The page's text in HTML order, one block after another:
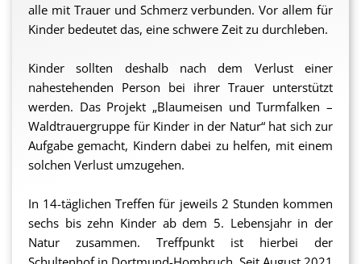
Das ProFiliis-Team freut sich, diesem Antrag
bis Juli 2027 5.000,- Euro bereitstellen zu können.
Aktuell nehmen zehn Kinder und Jugendliche an der
Waldtrauergruppe teil, es können aber noch
Teilnehmende aufgenommen werden.
Unterstützung durch ProFiliis gibt es hier.
sh
alle mit Trauer und Schmerz verbunden. Vor allem für
Kinder bedeutet das, eine schwere Zeit zu durchleben.
Kinder sollten deshalb nach dem Verlust einer
nahestehenden Person bei ihrer Trauer unterstützt
werden. Das Projekt „Blaumeisen und Turmfalken –
Waldtrauergruppe für Kinder in der Natur“ hat sich zur
Aufgabe gemacht, Kindern dabei zu helfen, mit einem
solchen Verlust umzugehen.
In 14-täglichen Treffen für jeweils 2 Stunden kommen
sechs bis zehn Kinder ab dem 5. Lebensjahr in der
Natur zusammen. Treffpunkt ist hierbei der